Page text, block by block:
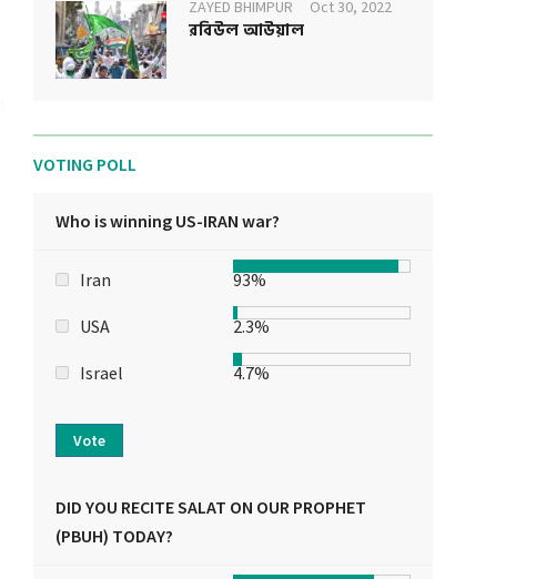
ZAYED BHIMPUR Oct 30, 2022
রবিউল আউয়াল
VOTING POLL
Who is winning US-IRAN war?
Iran 93%
USA 2.3%
Israel 4.7%
Vote
DID YOU RECITE SALAT ON OUR PROPHET
(PBUH) TODAY?